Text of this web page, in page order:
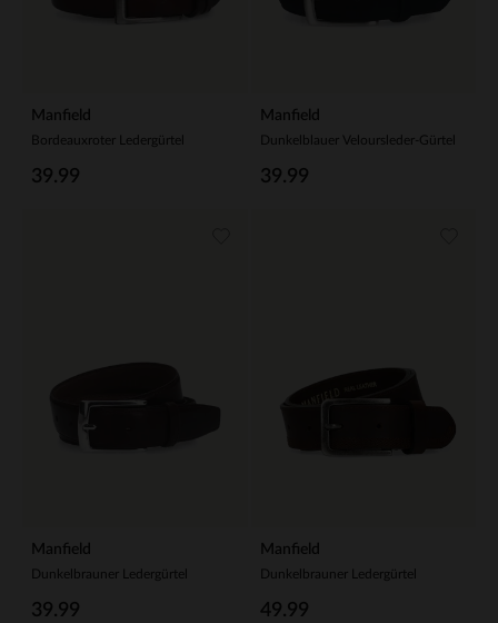
Manfield
Bordeauxroter Ledergürtel
39.99
Manfield
Dunkelblauer Veloursleder-Gürtel
39.99
Manfield
Dunkelbrauner Ledergürtel
39.99
Manfield
Dunkelbrauner Ledergürtel
49.99